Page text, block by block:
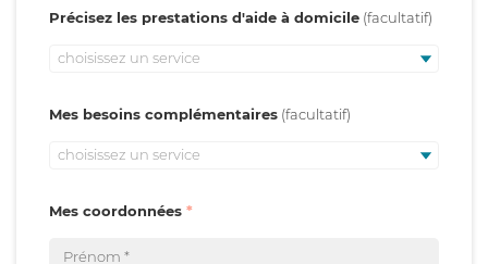
Précisez les prestations d'aide à domicile
choisissez un service
Mes besoins complémentaires
choisissez un service
Mes coordonnées